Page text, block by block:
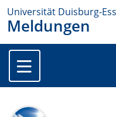
Universität Duisburg-
Meldungen